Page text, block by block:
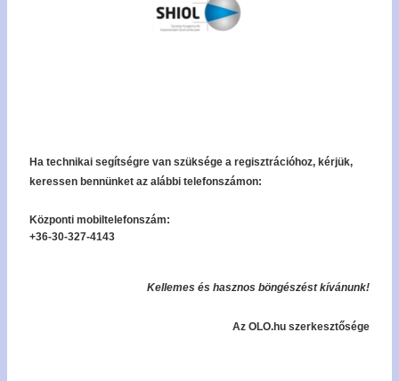
Ha technikai segítségre van szüksége a regisztrációhoz, kérjük,
keressen bennünket az alábbi telefonszámon:
Központi mobiltelefonszám:
+36-30-327-4143
Kellemes és hasznos böngészést kívánunk!
Az OLO.hu szerkesztősége